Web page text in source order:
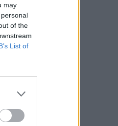
may
of the
List of